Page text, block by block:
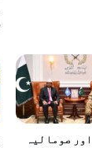
صومالیہ